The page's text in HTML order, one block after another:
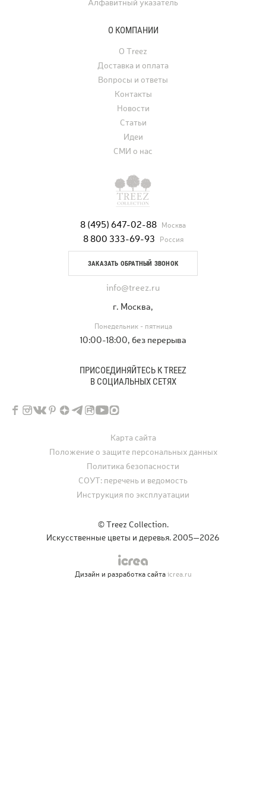
8 (495) 647-02-88 Москва
8 800 333-69-93 Россия
ЗАКАЗАТЬ ОБРАТНЫЙ ЗВОНОК
info@treez.ru
г. Москва,
Понедельник - пятница
10:00-18:00, без перерыва
Алфавитный указатель
О КОМПАНИИ
О Treez
Доставка и оплата
Вопросы и ответы
Контакты
Новости
Статьи
Идеи
СМИ о нас
ПРИСОЕДИНЯЙТЕСЬ К TREEZ
В СОЦИАЛЬНЫХ СЕТЯХ
© Treez Collection.
Искусственные цветы и деревья. 2005—2026
Карта сайта
Положение о защите персональных данных
Политика безопасности
СОУТ: перечень и ведомость
Инструкция по эксплуатации
Дизайн и разработка сайтаicrea.ru